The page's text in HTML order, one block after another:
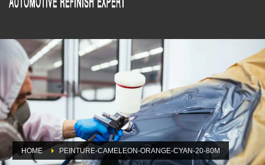
HOME PEINTURE-CAMELEON-ORANGE-CYAN-20-80M